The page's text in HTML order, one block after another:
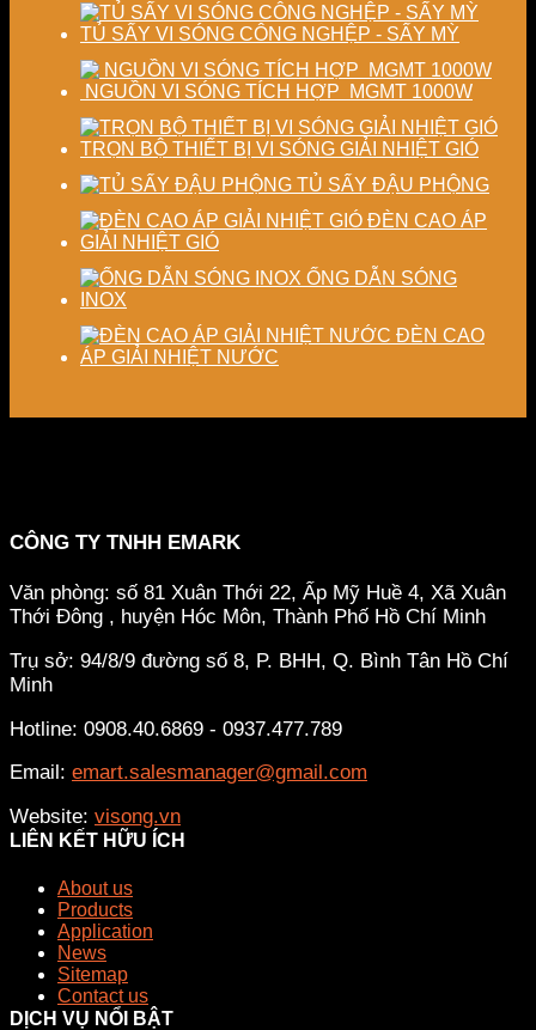
TỦ SẤY VI SÓNG CÔNG NGHỆP - SẤY MỲ
NGUỒN VI SÓNG TÍCH HỢP MGMT 1000W
TRỌN BỘ THIẾT BỊ VI SÓNG GIẢI NHIỆT GIÓ
TỦ SẤY ĐẬU PHỘNG
ĐÈN CAO ÁP
GIẢI NHIỆT GIÓ
ỐNG DẪN SÓNG
INOX
ĐÈN CAO
ÁP GIẢI NHIỆT NƯỚC
CÔNG TY TNHH EMARK
Văn phòng: số 81 Xuân Thới 22, Ấp Mỹ Huề 4, Xã Xuân
Thới Đông , huyện Hóc Môn, Thành Phố Hồ Chí Minh
Trụ sở: 94/8/9 đường số 8, P. BHH, Q. Bình Tân Hồ Chí
Minh
Hotline: 0908.40.6869 - 0937.477.789
Email: emart.salesmanager@gmail.com
Website: visong.vn
LIÊN KẾT HỮU ÍCH
About us
Products
Application
News
Sitemap
Contact us
DỊCH VỤ NỔI BẬT